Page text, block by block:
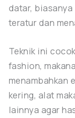
datar,
teratur dan
Teknik ini
fashion,
menambahkan
kering, alat
lainnya agar